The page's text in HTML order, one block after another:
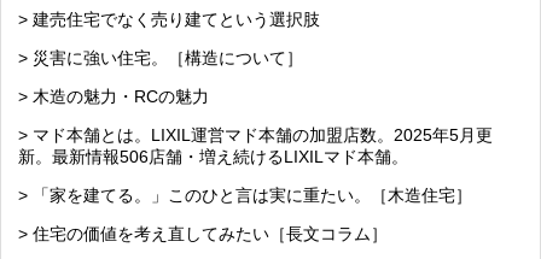
> 建売住宅でなく売り建てという選択肢
> 災害に強い住宅。［構造について］
> 木造の魅力・RCの魅力
> マド本舗とは。LIXIL運営マド本舗の加盟店数。2025年5月更
新。最新情報506店舗・増え続けるLIXILマド本舗。
> 「家を建てる。」このひと言は実に重たい。［木造住宅］
> 住宅の価値を考え直してみたい［長文コラム］